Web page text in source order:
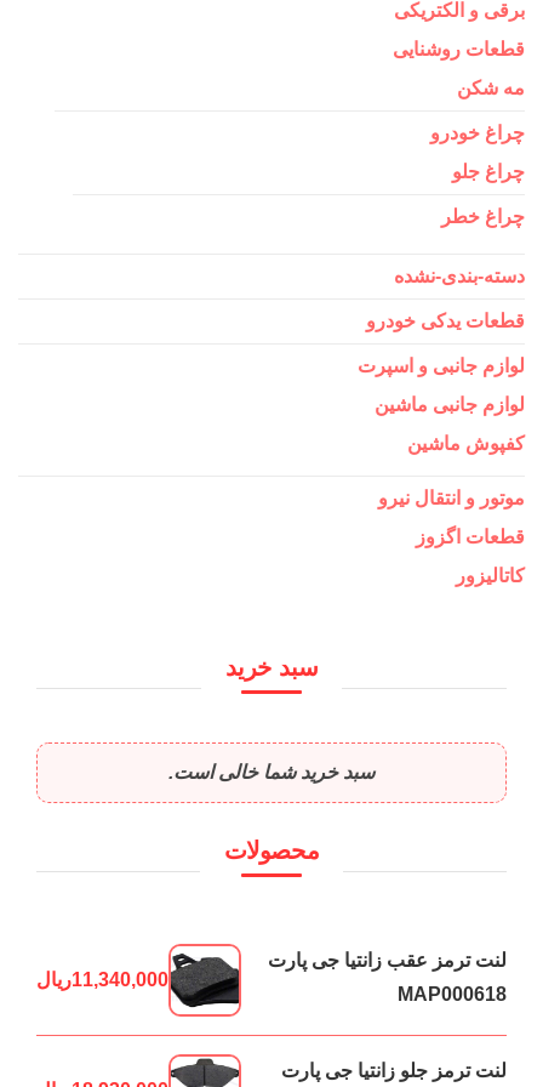
برقی و الکتریکی
قطعات روشنایی
مه شکن
چراغ خودرو
چراغ جلو
چراغ خطر
دسته-بندی-نشده
قطعات یدکی خودرو
لوازم جانبی و اسپرت
لوازم جانبی ماشین
کفپوش ماشین
موتور و انتقال نیرو
قطعات اگزوز
کاتالیزور
سبد خرید
سبد خرید شما خالی است.
محصولات
لنت ترمز عقب زانتیا جی پارت
MAP000618
11,340,000ریال
لنت ترمز جلو زانتیا جی پارت